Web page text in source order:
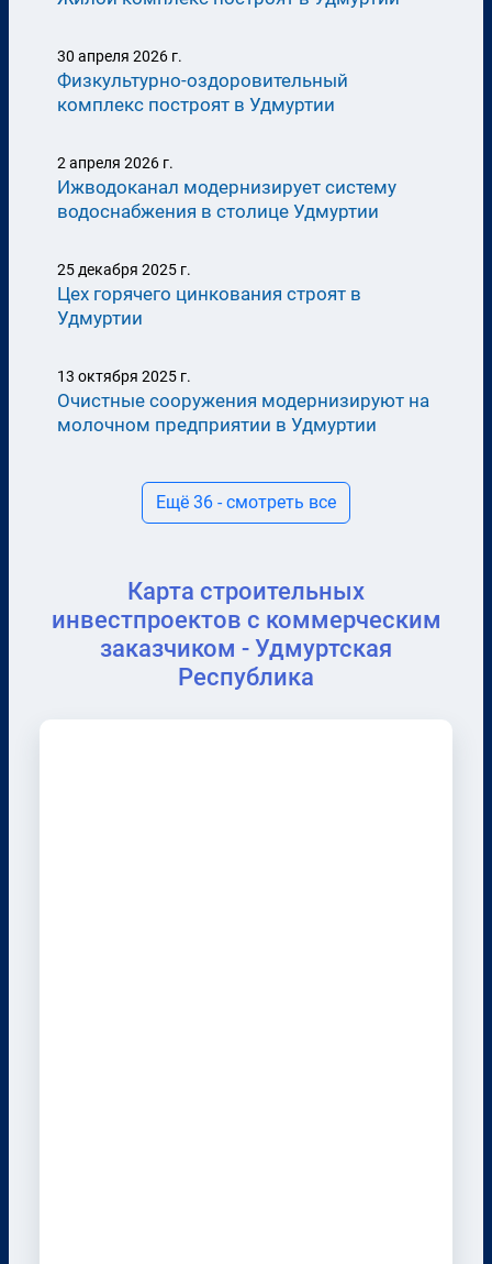
30 апреля 2026 г.
Физкультурно-оздоровительный
комплекс построят в Удмуртии
2 апреля 2026 г.
Ижводоканал модернизирует систему
водоснабжения в столице Удмуртии
25 декабря 2025 г.
Цех горячего цинкования строят в
Удмуртии
13 октября 2025 г.
Очистные сооружения модернизируют на
молочном предприятии в Удмуртии
Ещё 36 - смотреть все
Карта строительных
инвестпроектов с коммерческим
заказчиком - Удмуртская
Республика